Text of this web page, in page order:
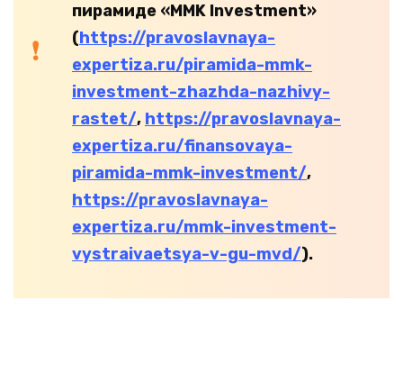
пирамиде «MMK Investment»
(https://pravoslavnaya-
expertiza.ru/piramida-mmk-
investment-zhazhda-nazhivy-
rastet/, https://pravoslavnaya-
expertiza.ru/finansovaya-
piramida-mmk-investment/,
https://pravoslavnaya-
expertiza.ru/mmk-investment-
vystraivaetsya-v-gu-mvd/).